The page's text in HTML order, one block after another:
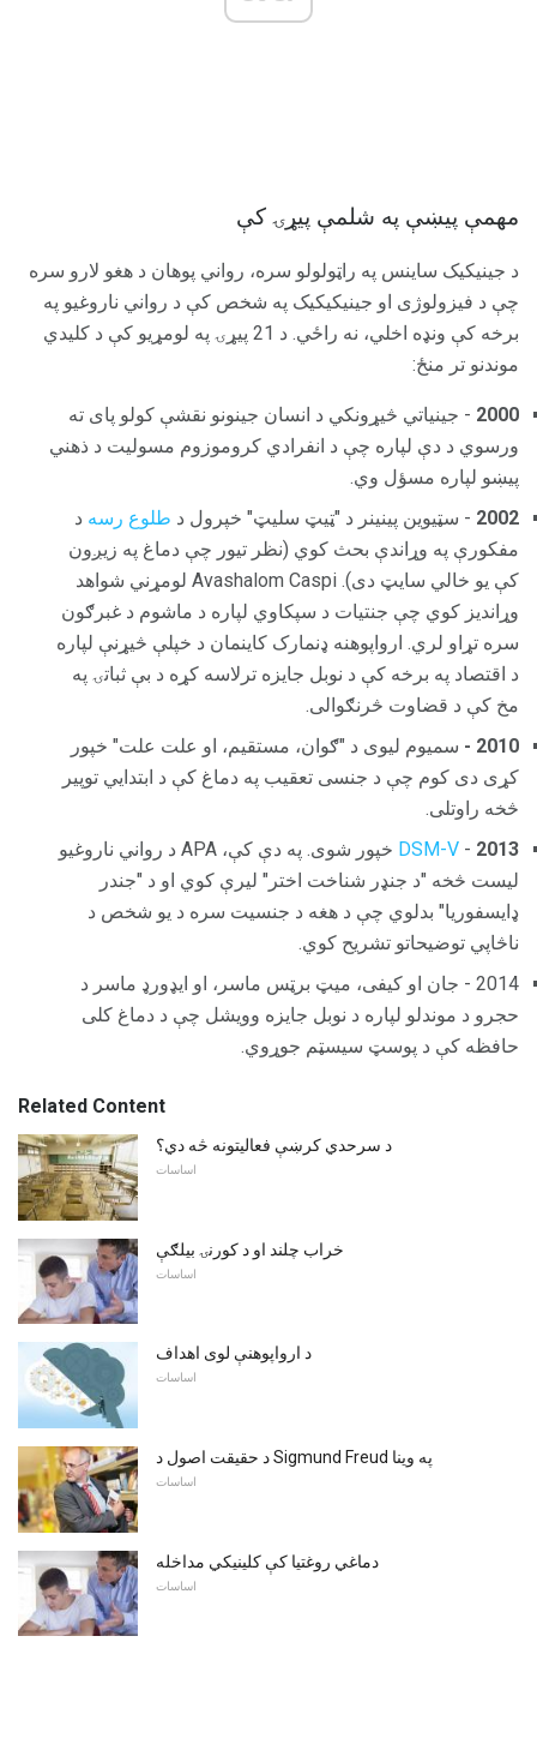
مهمې پیښې په شلمې پیړۍ کې
د جینیکیک ساینس په راټولولو سره، رواني پوهان د هغو لارو سره
چې د فيزولوژی او جینیکیکیک په شخص کې د رواني ناروغیو په
برخه کې ونډه اخلي، نه راځي. د 21 پیړۍ په لومړیو کې د کلیدي
موندنو تر منځ:
2000 - جینیاتي څیړونکي د انسان جینونو نقشې کولو پای ته
ورسوي د دې لپاره چې د انفرادي کروموزوم مسولیت د ذهني
پیښو لپاره مسؤل وي.
2002 - سټیوین پینینر د "ټيټ سلیټ" خپرول د طلوع رسه د
مفکورې په وړاندې بحث کوي (نظر تیور چې دماغ په زیږون
کې یو خالي سایټ دی). Avashalom Caspi لومړني شواهد
وړاندیز کوي چې جنتيات د سپکاوي لپاره د ماشوم د غبرګون
سره تړاو لري. ارواپوهنه ډنمارک کاینمان د خپلې څیړنې لپاره
د اقتصاد په برخه کې د نوبل جايزه ترلاسه کړه د بې ثباتۍ په
مخ کې د قضاوت څرنګوالی.
2010 -
سمیوم لیوی د "ګوان، مستقیم، او علت علت" خپور
کړی دی کوم چې د جنسی تعقیب په دماغ کې د ابتدايي توپیر
څخه راوتلی.
2013
-
DSM-V
خپور شوی. په دې کې، APA د رواني ناروغیو
لیست څخه "د جنډر شناخت اختر" لیرې کوي او د "جندر
ډایسفوریا" بدلوي چې د هغه د جنسیت سره د یو شخص د
ناڅاپي توضیحاتو تشریح کوي.
2014 - جان او کیفی، میټ برټس ماسر، او ایډورډ ماسر د
حجرو د موندلو لپاره د نوبل جايزه وویشل چې د دماغ کلی
حافظه کې د پوسټ سیسټم جوړوي.
Related Content
د سرحدي کرښې فعالیتونه څه دي؟
اساسات
خراب چلند او د کورنۍ بیلګې
اساسات
د ارواپوهنې لوی اهداف
اساسات
د حقیقت اصول د Sigmund Freud په وینا
اساسات
دماغي روغتیا کې کلینیکي مداخله
اساسات